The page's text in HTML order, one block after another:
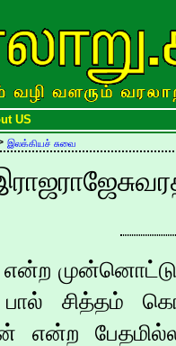
US
இலக்கியச் சுவை
பால் சித்தம்
என்ற